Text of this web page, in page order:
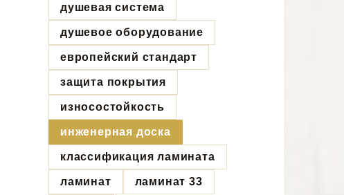
душевая система
душевое оборудование
европейский стандарт
защита покрытия
износостойкость
инженерная доска
классификация ламината
ламинат ламинат 33